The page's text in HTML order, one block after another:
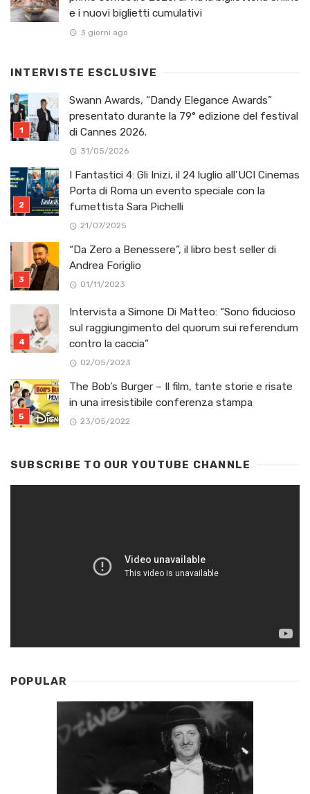
e i nuovi biglietti cumulativi
3 giorni ago
INTERVISTE ESCLUSIVE
Swann Awards, “Dandy Elegance Awards”
presentato durante la 79° edizione del festival
di Cannes 2026.
31/05/2026
I Fantastici 4: Gli Inizi, il 24 luglio all’UCI Cinemas
Porta di Roma un evento speciale con la
fumettista Sara Pichelli
21/07/2025
“Da Zero a Benessere”, il libro best seller di
Andrea Foriglio
01/11/2023
Intervista a Simone Di Matteo: “Sono fiducioso
sul raggiungimento del quorum sui referendum
contro la caccia”
02/05/2023
The Bob’s Burger – Il film, tante storie e risate
in una irresistibile conferenza stampa
23/05/2022
SUBSCRIBE TO OUR YOUTUBE CHANNLE
POPULAR